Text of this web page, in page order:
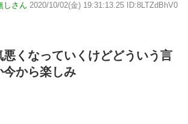
しさん 2020/10/02(金) 19:31:13.25 ID:8LTZdBhV0
悪くなっていくけどどういう言
今から楽しみ